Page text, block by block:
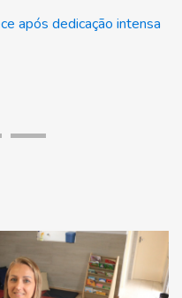
após dedicação intensa